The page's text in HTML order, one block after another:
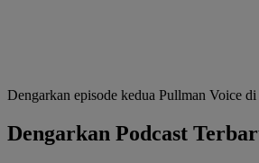
Dengarkan episode kedua Pullman Voice
Dengarkan Podcast